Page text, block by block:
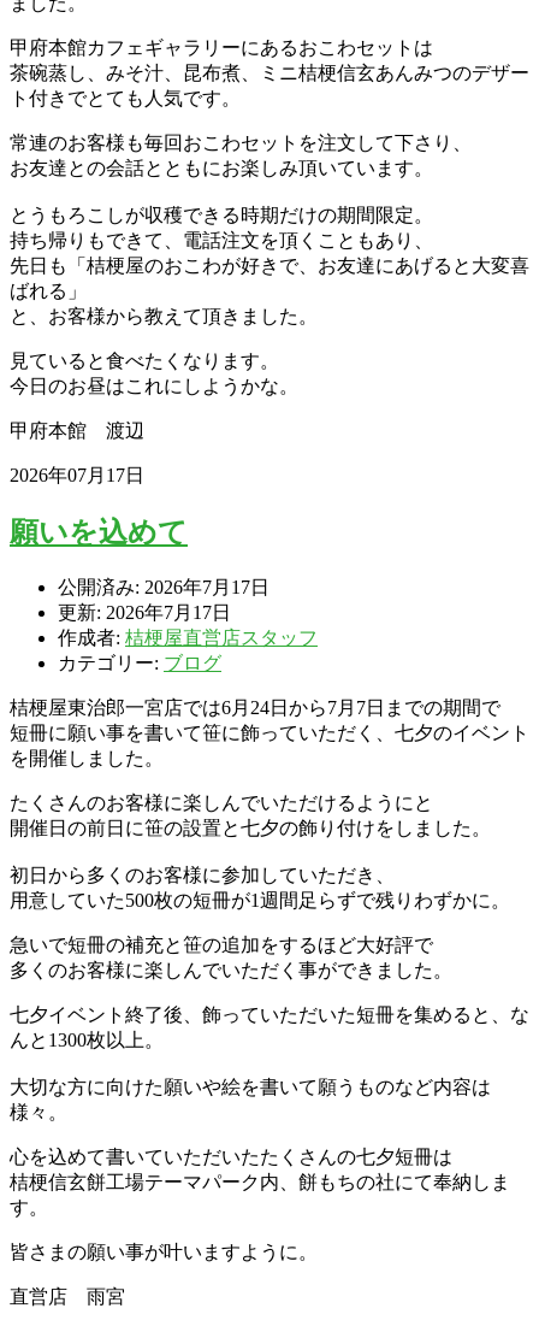
甲府本館カフェギャラリーにあるおこわセットは
茶碗蒸し、みそ汁、昆布煮、ミニ桔梗信玄あんみつのデザー
ト付きでとても人気です。
常連のお客様も毎回おこわセットを注文して下さり、
お友達との会話とともにお楽しみ頂いています。
とうもろこしが収穫できる時期だけの期間限定。
持ち帰りもできて、電話注文を頂くこともあり、
先日も「桔梗屋のおこわが好きで、お友達にあげると大変喜
ばれる」
と、お客様から教えて頂きました。
見ていると食べたくなります。
今日のお昼はこれにしようかな。
甲府本館 渡辺
2026年07月17日
願いを込めて
公開済み: 2026年7月17日
更新: 2026年7月17日
作成者: 桔梗屋直営店スタッフ
カテゴリー: ブログ
桔梗屋東治郎一宮店では6月24日から7月7日までの期間で
短冊に願い事を書いて笹に飾っていただく、七夕のイベント
を開催しました。
たくさんのお客様に楽しんでいただけるようにと
開催日の前日に笹の設置と七夕の飾り付けをしました。
初日から多くのお客様に参加していただき、
用意していた500枚の短冊が1週間足らずで残りわずかに。
急いで短冊の補充と笹の追加をするほど大好評で
多くのお客様に楽しんでいただく事ができました。
七夕イベント終了後、飾っていただいた短冊を集めると、な
んと1300枚以上。
大切な方に向けた願いや絵を書いて願うものなど内容は
様々。
心を込めて書いていただいたたくさんの七夕短冊は
桔梗信玄餅工場テーマパーク内、餅もちの社にて奉納しま
す。
皆さまの願い事が叶いますように。
直営店 雨宮